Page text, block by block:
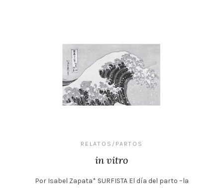
RELATOS/PARTOS
in vitro
Por Isabel Zapata* SURFISTA El día del parto –la